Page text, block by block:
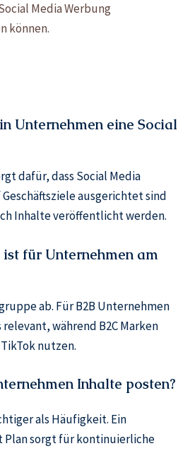
Media Werbung
können.
Unternehmen eine Social
dafür, dass Social Media
ausgerichtet sind
Inhalte veröffentlicht werden.
für Unternehmen am
ab. Für B2B Unternehmen
während B2C Marken
nutzen.
Inhalte posten?
als Häufigkeit. Ein
sorgt für kontinuierliche